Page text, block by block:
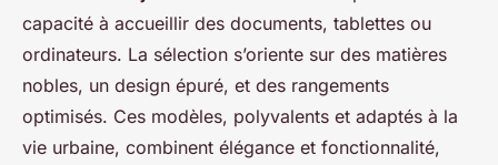
capacité à accueillir des documents, tablettes ou
ordinateurs. La sélection s’oriente sur des matières
nobles, un design épuré, et des rangements
optimisés. Ces modèles, polyvalents et adaptés à la
vie urbaine, combinent élégance et fonctionnalité,